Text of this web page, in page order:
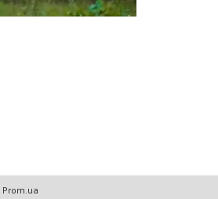
Prom.ua